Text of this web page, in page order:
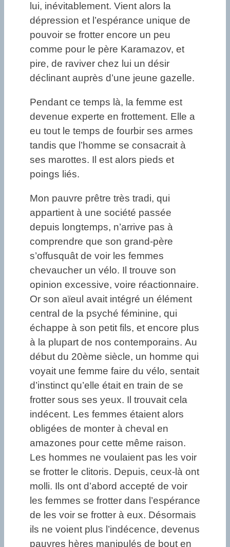
lui, inévitablement. Vient alors la
dépression et l’espérance unique de
pouvoir se frotter encore un peu
comme pour le père Karamazov, et
pire, de raviver chez lui un désir
déclinant auprès d’une jeune gazelle.
Pendant ce temps là, la femme est
devenue experte en frottement. Elle a
eu tout le temps de fourbir ses armes
tandis que l’homme se consacrait à
ses marottes. Il est alors pieds et
poings liés.
Mon pauvre prêtre très tradi, qui
appartient à une société passée
depuis longtemps, n’arrive pas à
comprendre que son grand-père
s’offusquât de voir les femmes
chevaucher un vélo. Il trouve son
opinion excessive, voire réactionnaire.
Or son aïeul avait intégré un élément
central de la psyché féminine, qui
échappe à son petit fils, et encore plus
à la plupart de nos contemporains. Au
début du 20ème siècle, un homme qui
voyait une femme faire du vélo, sentait
d’instinct qu’elle était en train de se
frotter sous ses yeux. Il trouvait cela
indécent. Les femmes étaient alors
obligées de monter à cheval en
amazones pour cette même raison.
Les hommes ne voulaient pas les voir
se frotter le clitoris. Depuis, ceux-là ont
molli. Ils ont d’abord accepté de voir
les femmes se frotter dans l’espérance
de les voir se frotter à eux. Désormais
ils ne voient plus l’indécence, devenus
pauvres hères manipulés de bout en